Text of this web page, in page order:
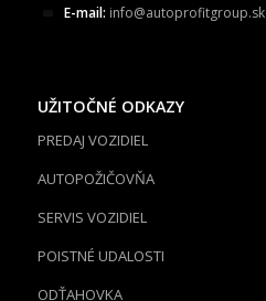
E-mail: info@autoprofitgroup.sk
UŽITOČNÉ ODKAZY
PREDAJ VOZIDIEL
AUTOPOŽIČOVŇA
SERVIS VOZIDIEL
POISTNÉ UDALOSTI
ODŤAHOVKA